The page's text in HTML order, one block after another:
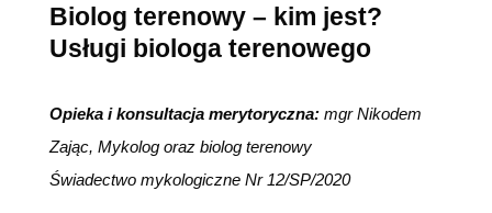
Biolog terenowy – kim jest?
Usługi biologa terenowego
Opieka i konsultacja merytoryczna:mgr Nikodem
Zając, Mykolog oraz biolog terenowy
Świadectwo mykologiczne Nr 12/SP/2020